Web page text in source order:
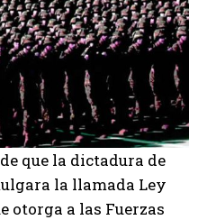
que la dictadura de
la llamada Ley
otorga a las Fuerzas